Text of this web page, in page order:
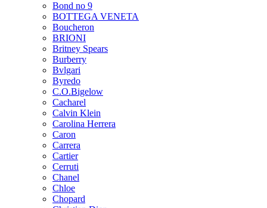
Bond no 9
BOTTEGA VENETA
Boucheron
BRIONI
Britney Spears
Burberry
Bvlgari
Byredo
C.O.Bigelow
Cacharel
Calvin Klein
Carolina Herrera
Caron
Carrera
Cartier
Cerruti
Chanel
Chloe
Chopard